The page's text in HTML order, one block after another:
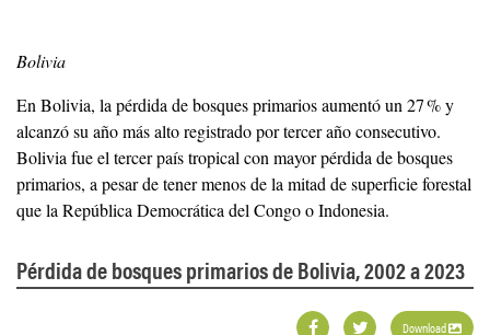
Bolivia
En Bolivia, la pérdida de bosques primarios aumentó un 27 % y
alcanzó su año más alto registrado por tercer año consecutivo.
Bolivia fue el tercer país tropical con mayor pérdida de bosques
primarios, a pesar de tener menos de la mitad de superficie forestal
que la República Democrática del Congo o Indonesia.
Pérdida de bosques primarios de Bolivia, 2002 a 2023
Download